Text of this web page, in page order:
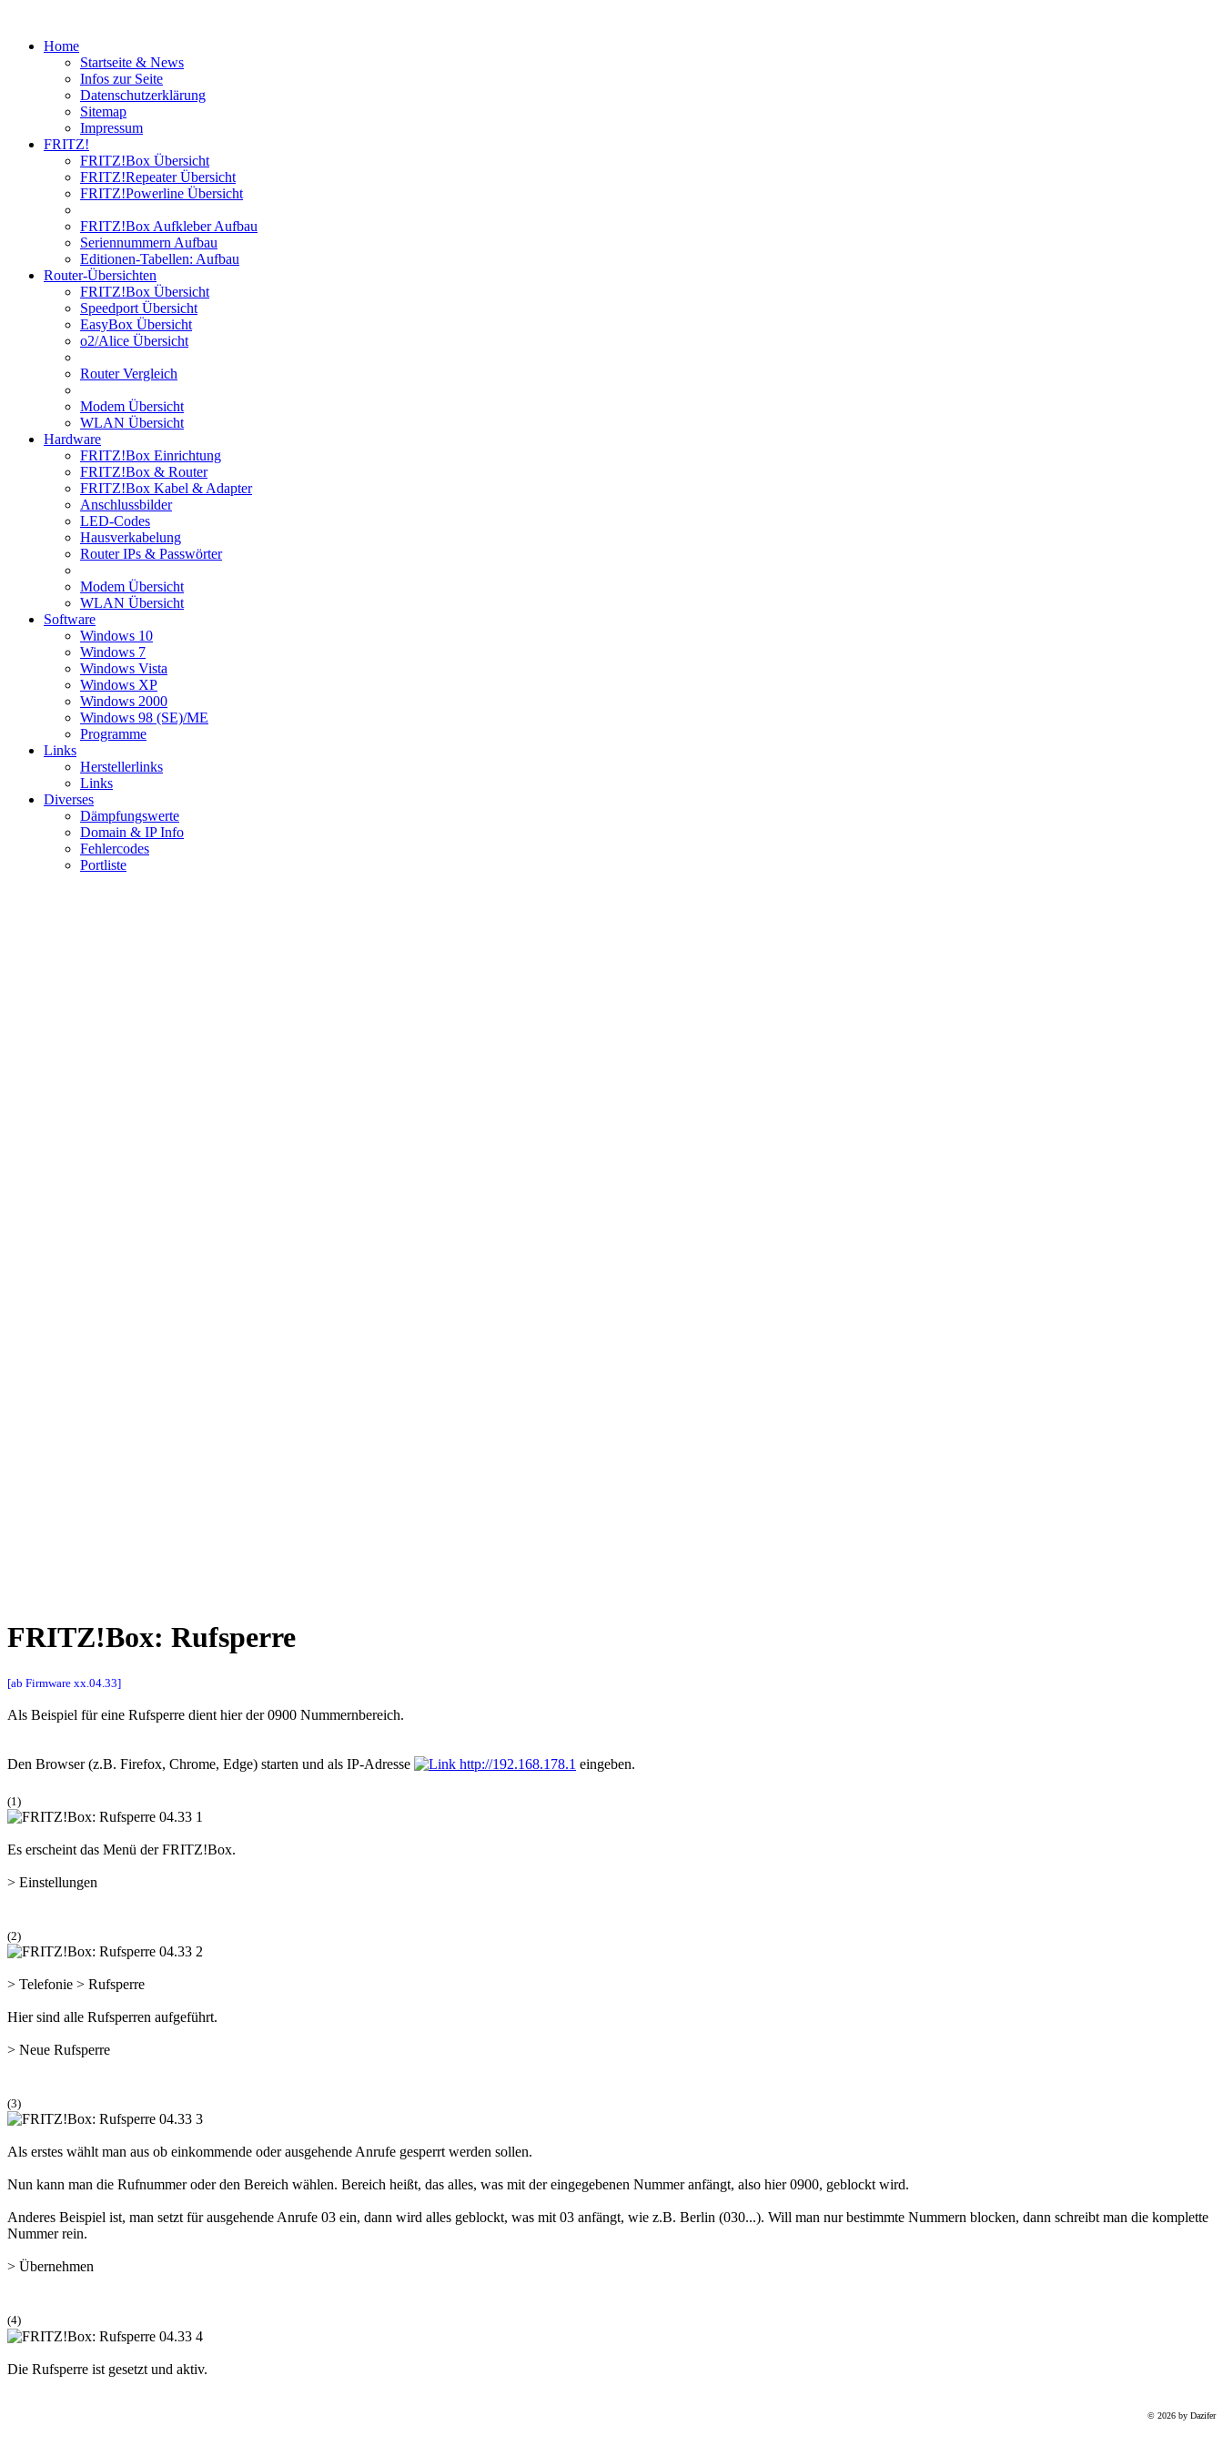
Home
Startseite & News
Infos zur Seite
Datenschutzerklärung
Sitemap
Impressum
FRITZ!
FRITZ!Box Übersicht
FRITZ!Repeater Übersicht
FRITZ!Powerline Übersicht
FRITZ!Box Aufkleber Aufbau
Seriennummern Aufbau
Editionen-Tabellen: Aufbau
Router-Übersichten
FRITZ!Box Übersicht
Speedport Übersicht
EasyBox Übersicht
o2/Alice Übersicht
Router Vergleich
Modem Übersicht
WLAN Übersicht
Hardware
FRITZ!Box Einrichtung
FRITZ!Box & Router
FRITZ!Box Kabel & Adapter
Anschlussbilder
LED-Codes
Hausverkabelung
Router IPs & Passwörter
Modem Übersicht
WLAN Übersicht
Software
Windows 10
Windows 7
Windows Vista
Windows XP
Windows 2000
Windows 98 (SE)/ME
Programme
Links
Herstellerlinks
Links
Diverses
Dämpfungswerte
Domain & IP Info
Fehlercodes
Portliste
FRITZ!Box: Rufsperre
[ab Firmware xx.04.33]
Als Beispiel für eine Rufsperre dient hier der 0900 Nummernbereich.
Den Browser (z.B. Firefox, Chrome, Edge) starten und als IP-Adresse http://192.168.178.1 eingeben.
(1)
Es erscheint das Menü der FRITZ!Box.
> Einstellungen
(2)
> Telefonie > Rufsperre
Hier sind alle Rufsperren aufgeführt.
> Neue Rufsperre
(3)
Als erstes wählt man aus ob einkommende oder ausgehende Anrufe gesperrt werden sollen.
Nun kann man die Rufnummer oder den Bereich wählen. Bereich heißt, das alles, was mit der eingegebenen Nummer anfängt, also hier 0900, geblockt wird.
Anderes Beispiel ist, man setzt für ausgehende Anrufe 03 ein, dann wird alles geblockt, was mit 03 anfängt, wie z.B. Berlin (030...). Will man nur bestimmte Nummern blocken, dann schreibt man die komplette
Nummer rein.
> Übernehmen
(4)
Die Rufsperre ist gesetzt und aktiv.
© 2026 by Dazifer